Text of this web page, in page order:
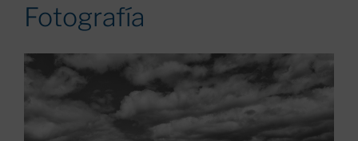
Peregrinos
en
Fotografía